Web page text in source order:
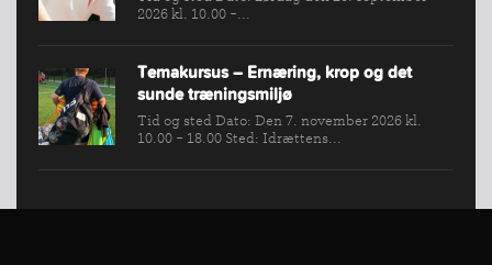
2026 kl. 10.00 -...
Temakursus – Ernæring, krop og det
sunde træningsmiljø
Tid og sted Dato: Den 7. november 2026 kl.
10.00 - 18.00 Sted: Idrættens...